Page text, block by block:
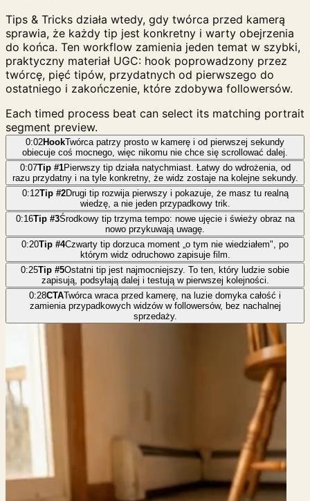
Tips & Tricks działa wtedy, gdy twórca przed kamerą
sprawia, że każdy tip jest konkretny i warty obejrzenia
do końca. Ten workflow zamienia jeden temat w szybki,
praktyczny materiał UGC: hook poprowadzony przez
twórcę, pięć tipów, przydatnych od pierwszego do
ostatniego i zakończenie, które zdobywa followersów.
Each timed process beat can select its matching portrait
segment preview.
0:02HookTwórca patrzy prosto w kamerę i od pierwszej sekundy
obiecuje coś mocnego, więc nikomu nie chce się scrollować dalej.
0:07Tip #1Pierwszy tip działa natychmiast. Łatwy do wdrożenia, od
razu przydatny i na tyle konkretny, że widz zostaje na kolejne sekundy.
0:12Tip #2Drugi tip rozwija pierwszy i pokazuje, że masz tu realną
wiedzę, a nie jeden przypadkowy trik.
0:16Tip #3Środkowy tip trzyma tempo: nowe ujęcie i świeży obraz na
nowo przykuwają uwagę.
0:20Tip #4Czwarty tip dorzuca moment „o tym nie wiedziałem", po
którym widz odruchowo zapisuje film.
0:25Tip #5Ostatni tip jest najmocniejszy. To ten, który ludzie sobie
zapisują, podsyłają dalej i testują w pierwszej kolejności.
0:28CTATwórca wraca przed kamerę, na luzie domyka całość i
zamienia przypadkowych widzów w followersów, bez nachalnej
sprzedaży.